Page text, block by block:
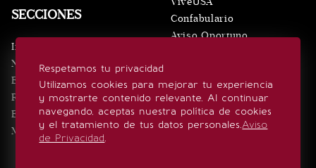
Respetamos tu privacidad
Utilizamos cookies para mejorar tu experiencia
y mostrarte contenido relevante. Al continuar
navegando, aceptas nuestra política de cookies
y el tratamiento de tus datos personales.Aviso
de Privacidad.
SECCIONES
Inicio
Noticias
Eventos
Realeza
Estilo de vida
Minuto x Minuto
Confabulario
Aviso Oportuno
SÍGUENOS